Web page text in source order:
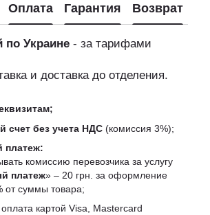
Оплата Гарантия Возврат
по Украине - за тарифами
и доставка до отделения.
счет без учета НДС (комиссия 3%);
платеж:
комиссию перевозчика за услугу
платеж» – 20 грн. за оформление
от суммы товара;
оплата картой Visa, Mastercard